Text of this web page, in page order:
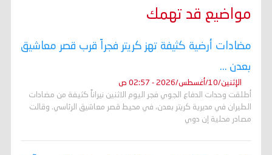
مواضيع قد تهمك
مضادات أرضية كثيفة تهز كريتر فجراً قرب قصر معاشيق
بعدن ...
الإثنين/10/أغسطس/2026 - 02:57 ص
أطلقت وحدات الدفاع الجوي فجر اليوم الاثنين نيراناً كثيفة من مضادات
الطيران في مديرية كريتر بعدن، في محيط قصر معاشيق الرئاسي. وقالت
مصادر محلية إن دوي